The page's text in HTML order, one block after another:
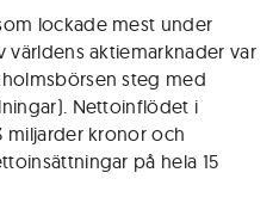
lockade mest under
världens aktiemarknader var
steg med
Nettoinflödet i
miljarder kronor och
på hela 15